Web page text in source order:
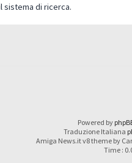
sistema di ricerca.
Powered by
Traduzione Italiana
Amiga News.it v8 theme by
Time :